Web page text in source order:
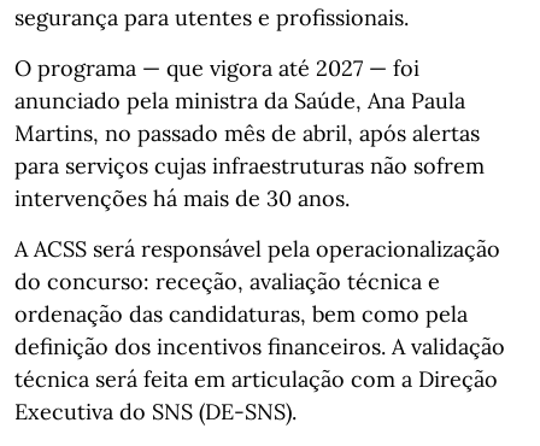
segurança para utentes e profissionais.
O programa — que vigora até 2027 — foi
anunciado pela ministra da Saúde, Ana Paula
Martins, no passado mês de abril, após alertas
para serviços cujas infraestruturas não sofrem
intervenções há mais de 30 anos.
A ACSS será responsável pela operacionalização
do concurso: receção, avaliação técnica e
ordenação das candidaturas, bem como pela
definição dos incentivos financeiros. A validação
técnica será feita em articulação com a Direção
Executiva do SNS (DE‑SNS).